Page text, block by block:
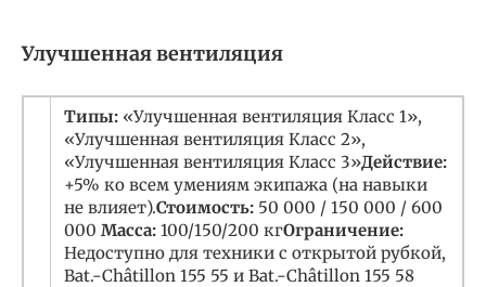
Улучшенная вентиляция
Типы: «Улучшенная вентиляция Класс 1»,
«Улучшенная вентиляция Класс 2»,
«Улучшенная вентиляция Класс 3»Действие:
+5% ко всем умениям экипажа (на навыки
не влияет).Стоимость: 50 000 / 150 000 / 600
000 Масса: 100/150/200 кгОграничение:
Недоступно для техники с открытой рубкой,
Bat.-Châtillon 155 55 и Bat.-Châtillon 155 58